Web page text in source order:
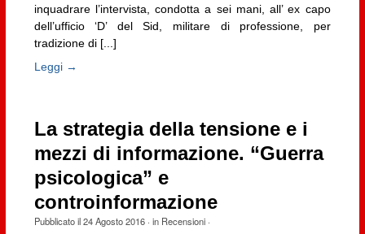
inquadrare l’intervista, condotta a sei mani, all’ ex capo
dell’ufficio ‘D’ del Sid, militare di professione, per
tradizione di [...]
Leggi →
La strategia della tensione e i
mezzi di informazione. “Guerra
psicologica” e
controinformazione
Pubblicato il24 Agosto 2016· in Recensioni·